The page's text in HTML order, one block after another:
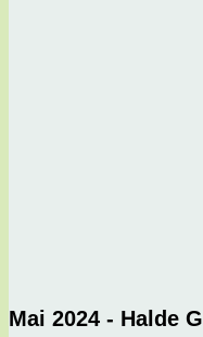
Mai 2024 - Halde